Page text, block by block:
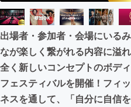
ビジネス・起業
まちづくり・地域活
CAMPFIRE for Social
CAMPFIREふるさと納
出場者・参加者・会場にいる
なが楽しく繋がれる内容に溢
全く新しいコンセプトのボディ
フェスティバルを開催！フィ
ネスを通して、「自分に自信